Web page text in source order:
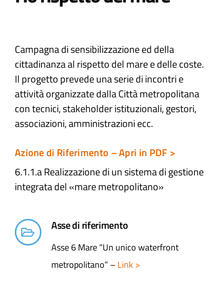
Atti e Docunenti
Notizie
Progetti
Campagna di sensibilizzazione ed della
cittadinanza al rispetto del mare e delle coste.
Il progetto prevede una serie di incontri e
attività organizzate dalla Città metropolitana
con tecnici, stakeholder istituzionali, gestori,
associazioni, amministrazioni ecc.
Azione di Riferimento – Apri in PDF >
6.1.1.a Realizzazione di un sistema di gestione
integrata del «mare metropolitano»
Asse di riferimento
Asse 6 Mare “Un unico waterfront
metropolitano” –Link >